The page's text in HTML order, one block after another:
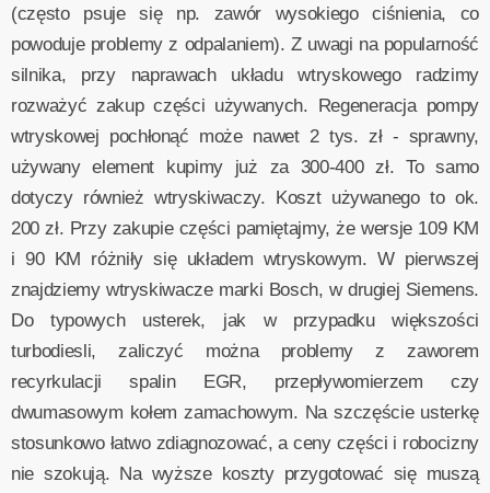
(często psuje się np. zawór wysokiego ciśnienia, co
powoduje problemy z odpalaniem). Z uwagi na popularność
silnika, przy naprawach układu wtryskowego radzimy
rozważyć zakup części używanych. Regeneracja pompy
wtryskowej pochłonąć może nawet 2 tys. zł - sprawny,
używany element kupimy już za 300-400 zł. To samo
dotyczy również wtryskiwaczy. Koszt używanego to ok.
200 zł. Przy zakupie części pamiętajmy, że wersje 109 KM
i 90 KM różniły się układem wtryskowym. W pierwszej
znajdziemy wtryskiwacze marki Bosch, w drugiej Siemens.
Do typowych usterek, jak w przypadku większości
turbodiesli, zaliczyć można problemy z zaworem
recyrkulacji spalin EGR, przepływomierzem czy
dwumasowym kołem zamachowym. Na szczęście usterkę
stosunkowo łatwo zdiagnozować, a ceny części i robocizny
nie szokują. Na wyższe koszty przygotować się muszą